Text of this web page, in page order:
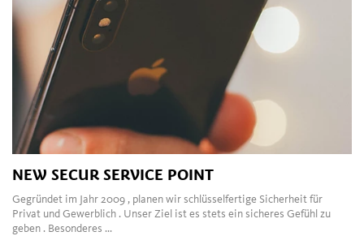
NEW SECUR SERVICE POINT
Gegründet im Jahr 2009 , planen wir schlüsselfertige Sicherheit für
Privat und Gewerblich . Unser Ziel ist es stets ein sicheres Gefühl zu
geben . Besonderes ...